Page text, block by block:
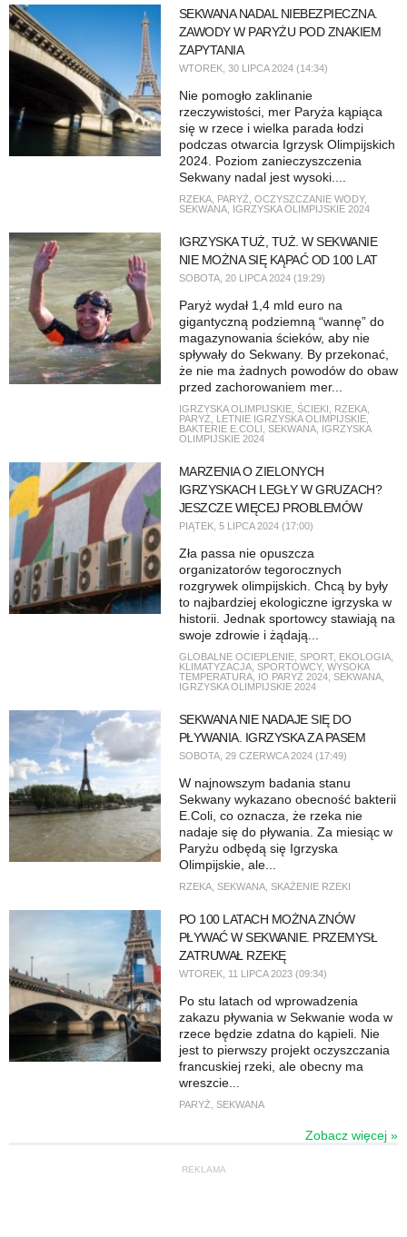
SEKWANA NADAL NIEBEZPIECZNA.
ZAWODY W PARYŻU POD ZNAKIEM
ZAPYTANIA
WTOREK, 30 LIPCA 2024 (14:34)
Nie pomogło zaklinanie
rzeczywistości, mer Paryża kąpiąca
się w rzece i wielka parada łodzi
podczas otwarcia Igrzysk Olimpijskich
2024. Poziom zanieczyszczenia
Sekwany nadal jest wysoki....
RZEKA, PARYŻ OCZYSZCZANIE WODY,
SEKWANA, IGRZYSKA OLIMPIJSKIE 2024
IGRZYSKA TUŻ, TUŻ. W SEKWANIE
NIE MOŻNA SIĘ KĄPAĆ OD 100 LAT
SOBOTA, 20 LIPCA 2024 (19:29)
Paryż wydał 1,4 mld euro na
gigantyczną podziemną “wannę” do
magazynowania ścieków, aby nie
spływały do ​​Sekwany. By przekonać,
że nie ma żadnych powodów do obaw
przed zachorowaniem mer...
IGRZYSKA OLIMPIJSKIE, ŚCIEKI RZEKA,
PARYŻ
LETNIE IGRZYSKA OLIMPIJSKIE,
BAKTERIE E.COLI SEKWANA, IGRZYSKA
OLIMPIJSKIE 2024
MARZENIA O ZIELONYCH
IGRZYSKACH LEGŁY W GRUZACH?
JESZCZE WIĘCEJ PROBLEMÓW
PIĄTEK, 5 LIPCA 2024 (17:00)
Zła passa nie opuszcza
organizatorów tegorocznych
rozgrywek olimpijskich. Chcą by były
to najbardziej ekologiczne igrzyska w
historii. Jednak sportowcy stawiają na
swoje zdrowie i żądają...
GLOBALNE OCIEPLENIE, SPORT, EKOLOGIA,
KLIMATYZACJA, SPORTOWCY, WYSOKA
TEMPERATURA, IO PARYŻ 2024, SEKWANA,
IGRZYSKA OLIMPIJSKIE 2024
SEKWANA NIE NADAJE SIĘ DO
PŁYWANIA. IGRZYSKA ZA PASEM
SOBOTA, 29 CZERWCA 2024 (17:49)
W najnowszym badania stanu
Sekwany wykazano obecność bakterii
E.Coli, co oznacza, że rzeka nie
nadaje się do pływania. Za miesiąc w
Paryżu odbędą się Igrzyska
Olimpijskie, ale...
RZEKA, SEKWANA, SKAŻENIE RZEKI
PO 100 LATACH MOŻNA ZNÓW
PŁYWAĆ W SEKWANIE. PRZEMYSŁ
ZATRUWAŁ RZEKĘ
WTOREK, 11 LIPCA 2023 (09:34)
Po stu latach od wprowadzenia
zakazu pływania w Sekwanie woda w
rzece będzie zdatna do kąpieli. Nie
jest to pierwszy projekt oczyszczania
francuskiej rzeki, ale obecny ma
wreszcie...
PARYŻ SEKWANA
Zobacz więcej »
REKLAMA